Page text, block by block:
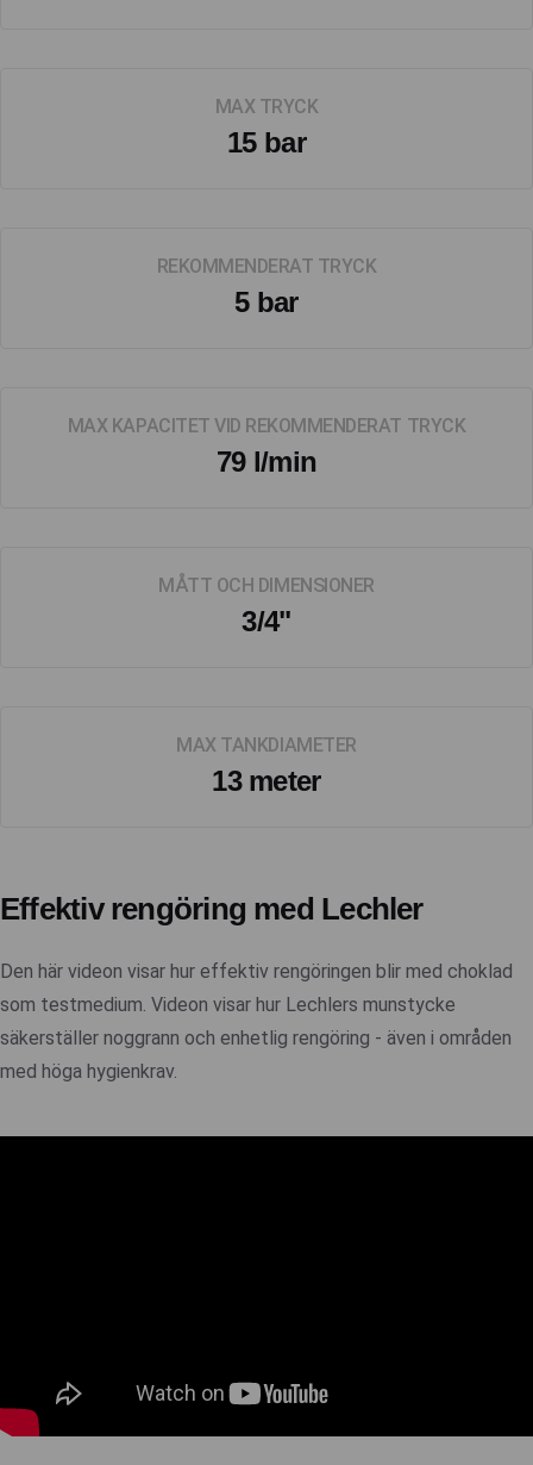
MAX TRYCK
15 bar
REKOMMENDERAT TRYCK
5 bar
MAX KAPACITET VID REKOMMENDERAT TRYCK
79 l/min
MÅTT OCH DIMENSIONER
3/4"
MAX TANKDIAMETER
13 meter
Effektiv rengöring med Lechler
Den här videon visar hur effektiv rengöringen blir med choklad
som testmedium. Videon visar hur Lechlers munstycke
säkerställer noggrann och enhetlig rengöring - även i områden
med höga hygienkrav.